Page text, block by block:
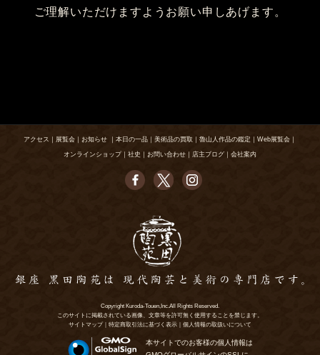
ご理解いただけますようお願い申しあげます。
アクセス ｜ 展覧会 ｜ お知らせ ｜ 本日の一品 ｜ 美術品の買取 ｜ 魯山人作品の鑑定 ｜ Web展覧会 ｜
オンラインショップ｜ 社史 ｜ お問い合わせ ｜ 店主ブログ ｜ 会社案内
Copyright Kuroda-Touen,Inc.All Rights Reserved.
このサイトに掲載されている画像、文章等を許可無く使用することを禁じます。
サイトマップ
特定商取引法に基づく表示 個人情報の取扱いについて
本サイトでのお客様の個人情報は